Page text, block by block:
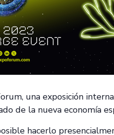
una exposición
de la nueva economía
hacerlo